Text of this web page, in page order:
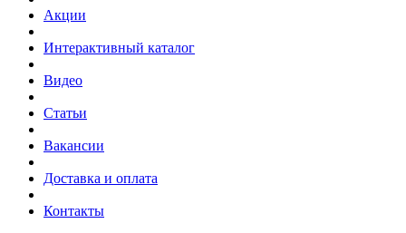
Акции
Интерактивный каталог
Видео
Статьи
Вакансии
Доставка и оплата
Контакты